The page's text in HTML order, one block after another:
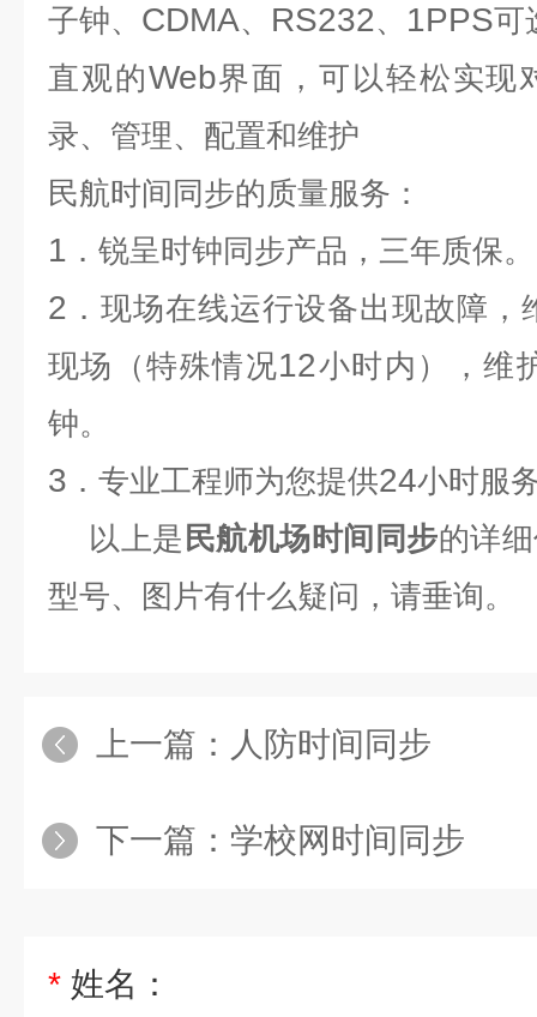
子钟、 CDMA、 RS232、 1PPS可
直观的Web界面，可以轻松实现
录、管理、配置和维护
民航时间同步的质量服务：
1 ．锐呈时钟同步产品，三年质保。
2 ．现场在线运行设备出现故障，
现场（特殊情况12小时内），维
钟。
3 ．专业工程师为您提供24小时服
以上是民航机场时间同步的详
型号、图片有什么疑问，请垂询。
上一篇： 人防时间同步
下一篇： 学校网时间同步
* 姓名：